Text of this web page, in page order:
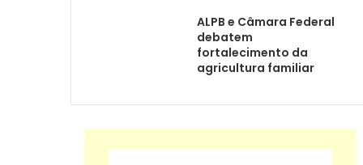
ALPB e Câmara Federal
debatem
fortalecimento da
agricultura familiar